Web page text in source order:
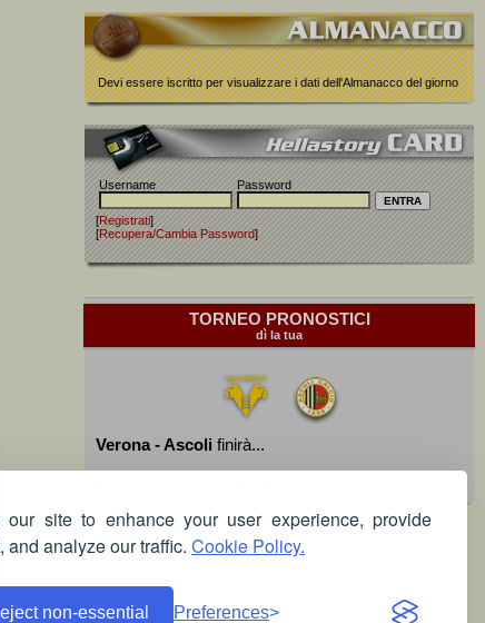
site to enhance your user experience, provide
analyze our traffic. Cookie Policy.
non-essential Preferences
Devi essere iscritto per visualizzare i dati dell'Almanacco del giorno
Username Password
[Registrati]
[Recupera/Cambia Password]
TORNEO PRONOSTICI
dì la tua
Verona - Ascoli finirà...